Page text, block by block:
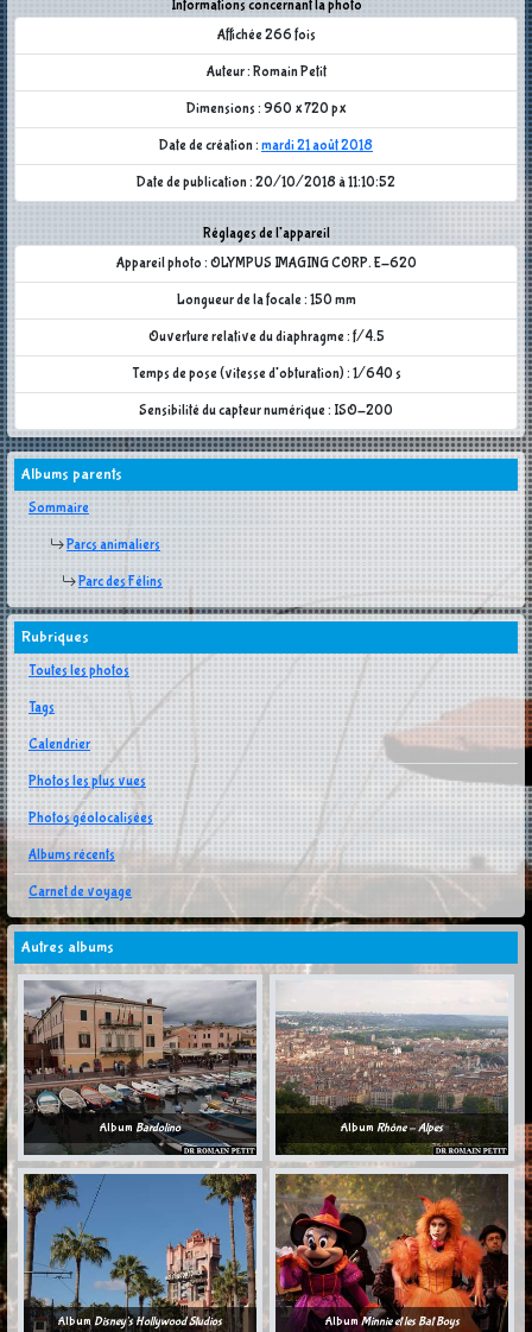
Informations concernant la photo
Affichée 266 fois
Auteur : Romain Petit
Dimensions : 960 x 720 px
Date de création : mardi 21 août 2018
Date de publication : 20/10/2018 à 11:10:52
Réglages de l'appareil
Appareil photo : OLYMPUS IMAGING CORP. E-620
Longueur de la focale : 150 mm
Ouverture relative du diaphragme : f/4.5
Temps de pose (vitesse d'obturation) : 1/640 s
Sensibilité du capteur numérique : ISO-200
Albums parents
Sommaire
Parcs animaliers
Parc des Félins
Rubriques
Toutes les photos
Tags
Calendrier
Photos les plus vues
Photos géolocalisées
Albums récents
Carnet de voyage
Autres albums
Album Bardolino Album Rhône - Alpes
AlbumDisney's Hollywood Studios AlbumMinnie et les Bat Boys